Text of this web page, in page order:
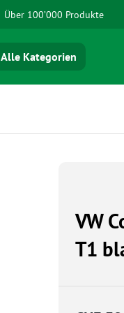
Über 100’000 Produkte
Alle Kategorien
VW
T1